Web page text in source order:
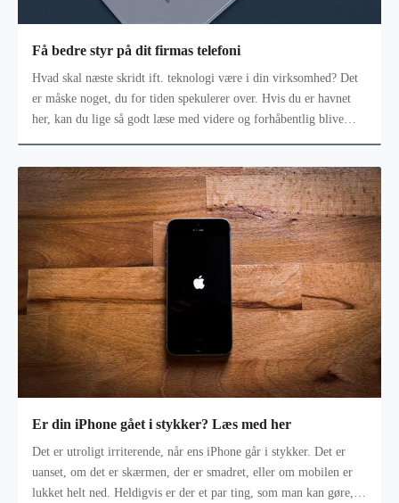
Få bedre styr på dit firmas telefoni
Hvad skal næste skridt ift. teknologi være i din virksomhed? Det
er måske noget, du for tiden spekulerer over. Hvis du er havnet
her, kan du lige så godt læse med videre og forhåbentlig blive
Er din iPhone gået i stykker? Læs med her
Det er utroligt irriterende, når ens iPhone går i stykker. Det er
uanset, om det er skærmen, der er smadret, eller om mobilen er
lukket helt ned. Heldigvis er der et par ting, som man kan gøre,